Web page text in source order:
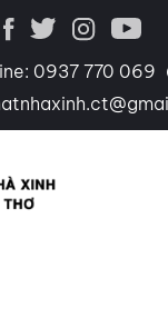
0937 770 069